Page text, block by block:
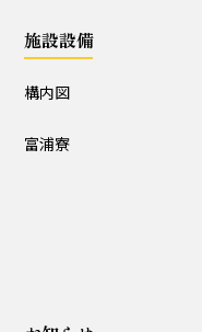
施設設備
構内図
富浦寮